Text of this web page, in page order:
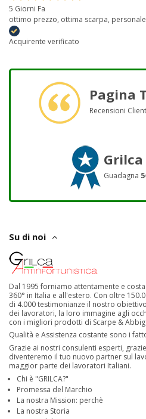
5 Giorni Fa
ottimo prezzo, ottima scarpa,
Acquirente verificato
Pagina
Recensioni
Guadagna
Su di noi
Dal 1995 forniamo attentamente e
360° in Italia e all'estero. Con oltre
di 4.000 testimonianze il nostro
dei lavoratori, la loro immagine agli
con i migliori prodotti di Scarpe &
Qualità e Assistenza costante sono i
Grazie ai nostri consulenti esperti,
diventeremo il tuo nuovo partner sul
maggior parte dei lavoratori Italiani.
Chi è "GRILCA?"
Promessa del Marchio
La nostra Mission: perchè
La nostra Storia